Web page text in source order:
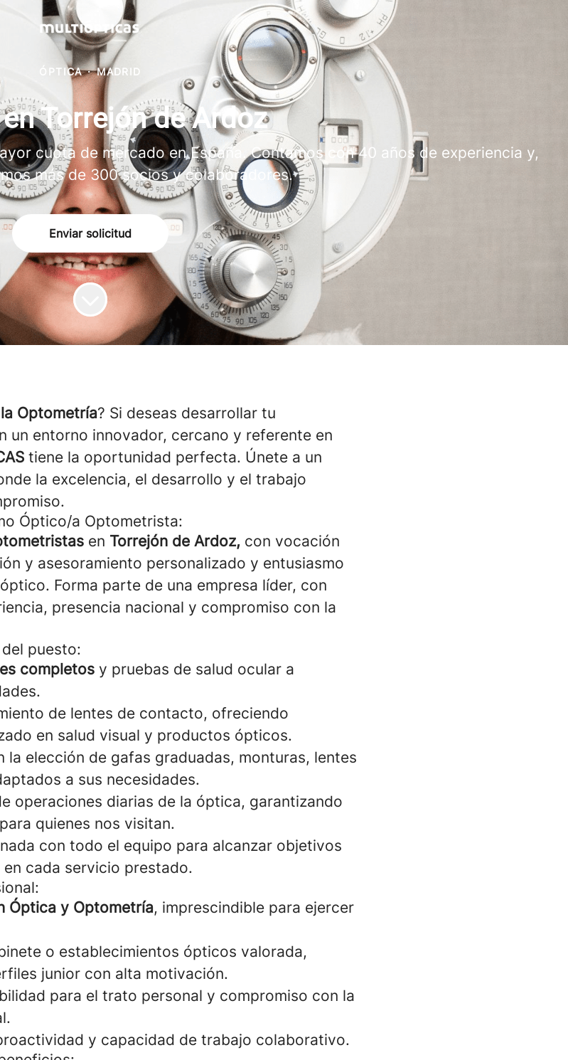
ÓPTICA · MADRID
Torrejón de Ardoz
cuota de mercado en España. Contamos con 40 años de experiencia y,
más de 300 socios y colaboradores.
Enviar solicitud
Optometría? Si deseas desarrollar tu
un entorno innovador, cercano y referente en
tiene la oportunidad perfecta. Únete a un
la excelencia, el desarrollo y el trabajo
Óptico/a Optometrista:
en Torrejón de Ardoz, con vocación
y asesoramiento personalizado y entusiasmo
Forma parte de una empresa líder, con
presencia nacional y compromiso con la
puesto:
completos y pruebas de salud ocular a
de lentes de contacto, ofreciendo
en salud visual y productos ópticos.
la elección de gafas graduadas, monturas, lentes
a sus necesidades.
operaciones diarias de la óptica, garantizando
quienes nos visitan.
con todo el equipo para alcanzar objetivos
cada servicio prestado.
Óptica y Optometría, imprescindible para ejercer
o establecimientos ópticos valorada,
junior con alta motivación.
para el trato personal y compromiso con la
y capacidad de trabajo colaborativo.